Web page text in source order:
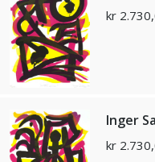
kr
Inger
kr